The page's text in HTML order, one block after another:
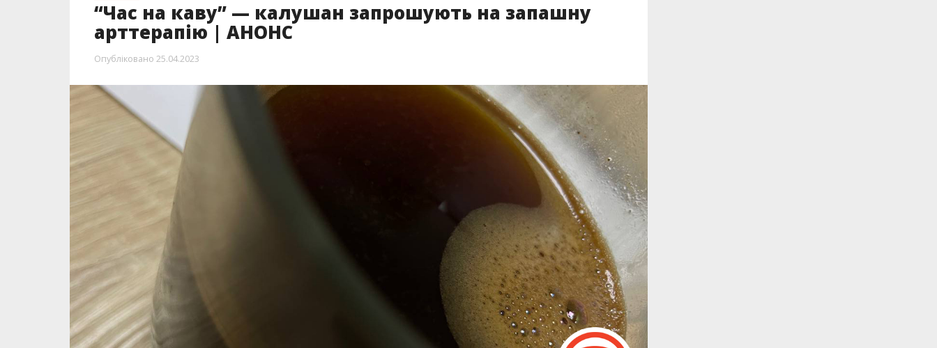
“Час на каву” — калушан запрошують на запашну
арттерапію | АНОНС
Опубліковано 25.04.2023